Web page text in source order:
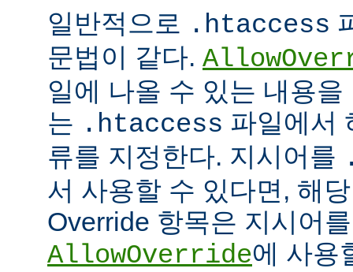
일반적으로 .htaccess
문법이 같다.
일에 나올 수 있는 내용
는 .htaccess 파일에서
류를 지정한다. 지시어를
서 사용할 수 있다면, 해
Override 항목은 지시어
AllowOverride에 사용